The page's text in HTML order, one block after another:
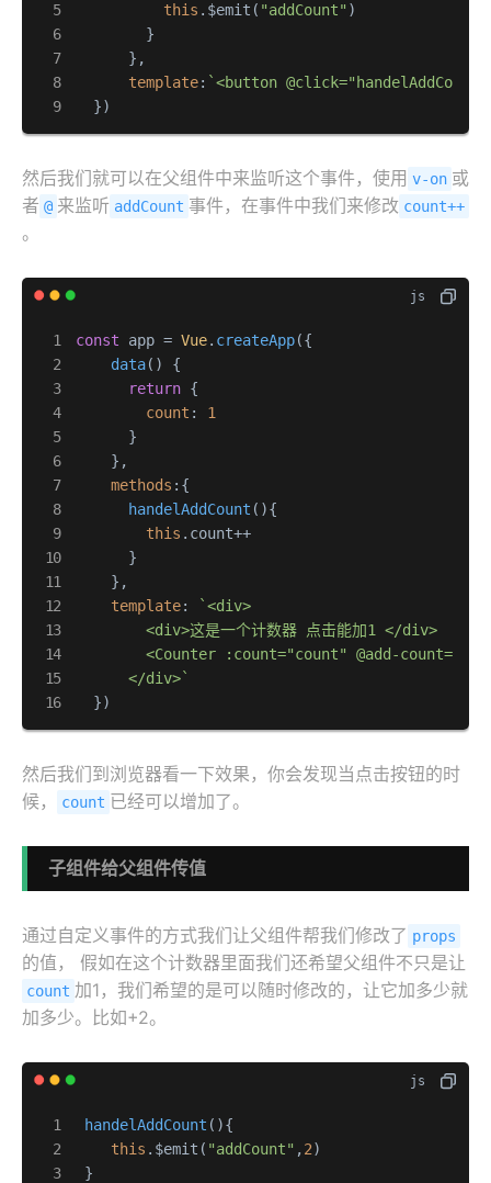
this .$emit( "addCount" )
        }
      },
template: `<button
  })
然后我们就可以在父组件中来监听这个事件，使用 v-on 或
者 @ 来监听 addCount 事件，在事件中我们来修改 count++
。
const app = Vue. createApp({
data( ) {
return {
count : 1
      }
    },
methods :{
handelAddCount ( ){
this . count++
      }
    },
template:
`<div>
        <div>这是一个计数器 点击能加1 </div>
<Counter :count="count" @add-
      </div>`
  })
然后我们到浏览器看一下效果，你会发现当点击按钮的时
候，
count 已经可以增加了。
子组件给父组件传值
通过自定义事件的方式我们让父组件帮我们修改了 props
的值， 假如在这个计数器里面我们还希望父组件不只是让
count 加1，我们希望的是可以随时修改的，让它加多少就
加多少。比如+2。
handelAddCount ( ){
this .$emit( "addCount" ,2)
}